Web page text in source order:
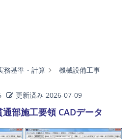
務基準・計算
機械設備工事
更新済み 2026-07-09
部施工要領 CADデータ